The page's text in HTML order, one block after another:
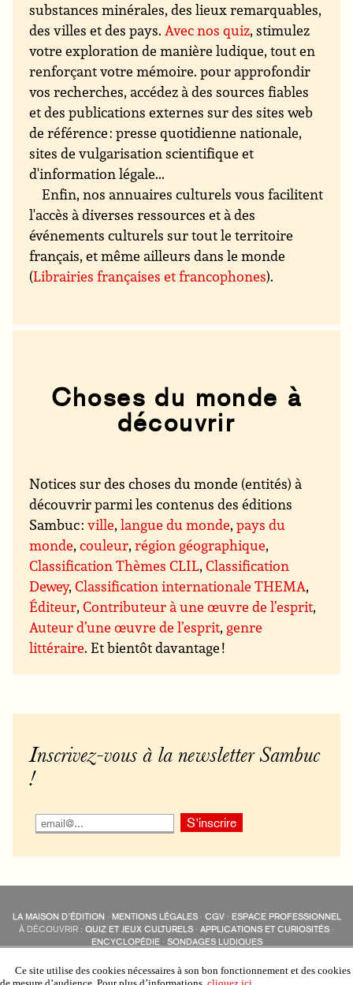
substances minérales, des lieux remarquables,
des villes et des pays.Avec nos quiz, stimulez
votre exploration de manière ludique, tout en
renforçant votre mémoire. pour approfondir
vos recherches, accédez à des sources fiables
et des publications externes sur des sites web
de référence : presse quotidienne nationale,
sites de vulgarisation scientifique et
d'information légale...
Enfin, nos annuaires culturels vous facilitent
l'accès à diverses ressources et à des
événements culturels sur tout le territoire
français, et même ailleurs dans le monde
(Librairies françaises et francophones).
Choses du monde à
découvrir
Notices sur des choses du monde (entités) à
découvrir parmi les contenus des éditions
Sambuc :ville,langue du monde,pays du
monde,couleur,région géographique,
Classification Thèmes CLIL,Classification
Dewey,Classification internationale THEMA,
Éditeur,Contributeur à une œuvre de l’esprit,
Auteur d’une œuvre de l’esprit, genre
littéraire. Et bientôt davantage !
Inscrivez-vous à la newsletter Sambuc
!
LA MAISON D’ÉDITION · MENTIONS LÉGALES· CGV· ESPACE PROFESSIONNEL
À DÉCOUVRIR : QUIZ ET JEUX CULTURELS · APPLICATIONS ET CURIOSITÉS ·
ENCYCLOPÉDIE· SONDAGES LUDIQUES
COLLECTIONS :SAMBUC·ÉDISOLUM·REVUE LITTÉRAIREL’EAU-FORTE
AUTRES SITES :COLL. « LES ÉDISOLUM »
Ce site utilise des cookies nécessaires à son bon fonctionnement et des cookies